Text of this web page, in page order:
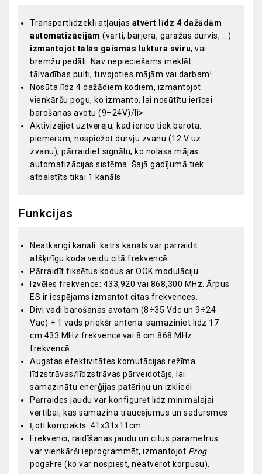
Transportlīdzeklī atļaujas atvērt līdz 4 dažādām
automatizācijām (vārti, barjera, garāžas durvis, ...)
izmantojot tālās gaismas luktura sviru, vai
bremžu pedāli. Nav nepieciešams meklēt
tālvadības pulti, tuvojoties mājām vai darbam!
Nosūta līdz 4 dažādiem kodiem, izmantojot
vienkāršu pogu, ko izmanto, lai nosūtītu ierīcei
barošanas avotu (9÷24V)/li>
Aktivizējiet uztvērēju, kad ierīce tiek barota:
piemēram, nospiežot durvju zvanu (12 V uz
zvanu), pārraidiet signālu, ko nolasa mājas
automatizācijas sistēma. Šajā gadījumā tiek
atbalstīts tikai 1 kanāls.
Funkcijas
Neatkarīgi kanāli: katrs kanāls var pārraidīt
atšķirīgu koda veidu citā frekvencē
Pārraidīt fiksētus kodus ar OOK modulāciju.
Izvēles frekvence: 433,920 vai 868,300 MHz. Ārpus
ES ir iespējams izmantot citas frekvences.
Divi vadi barošanas avotam (8÷35 Vdc un 9÷24
Vac) + 1 vads priekšr antena: samaziniet līdz 17
cm 433 MHz frekvencē vai 8 cm 868 MHz
frekvencē
Augstas efektivitātes komutācijas režīma
līdzstrāvas/līdzstrāvas pārveidotājs, lai
samazinātu enerģijas patēriņu un izkliedi
Pārraides jaudu var konfigurēt līdz minimālajai
vērtībai, kas samazina traucējumus un sadursmes
Ļoti kompakts: 41x31x11cm
Frekvenci, raidīšanas jaudu un citus parametrus
var vienkārši ieprogrammēt, izmantojot Prog
pogaFre (ko var nospiest, neatverot korpusu).